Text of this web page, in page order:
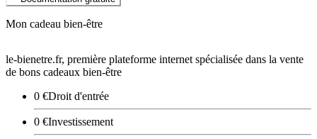
Mon cadeau bien-être
le-bienetre.fr, première plateforme internet spécialisée dans la vente
de bons cadeaux bien-être
0 €Droit d'entrée
0 €Investissement